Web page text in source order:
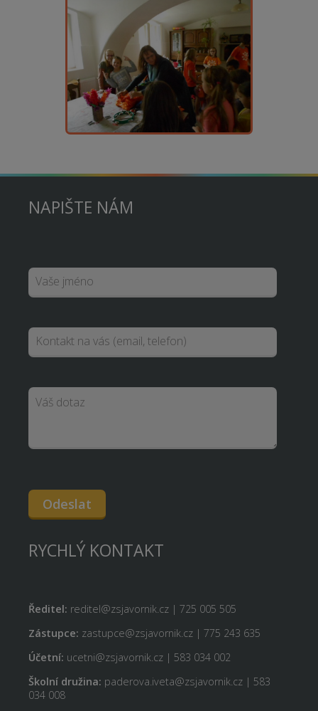
NAPIŠTE NÁM
Odeslat
RYCHLÝ KONTAKT
Ředitel: reditel@zsjavornik.cz | 725 005 505
Zástupce: zastupce@zsjavornik.cz | 775 243 635
Účetní: ucetni@zsjavornik.cz | 583 034 002
Školní družina: paderova.iveta@zsjavornik.cz | 583
034 008